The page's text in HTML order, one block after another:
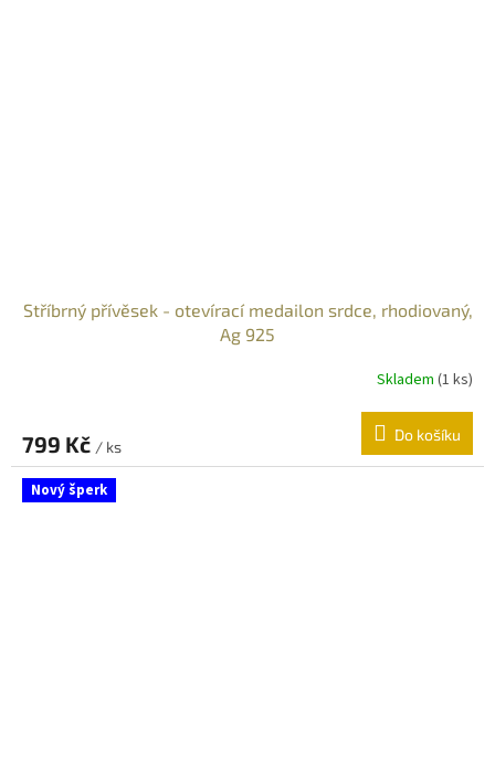
Stříbrný přívěsek - otevírací medailon srdce, rhodiovaný,
Ag 925
Skladem (1 ks)
799 Kč / ks
Do košíku
Nový šperk